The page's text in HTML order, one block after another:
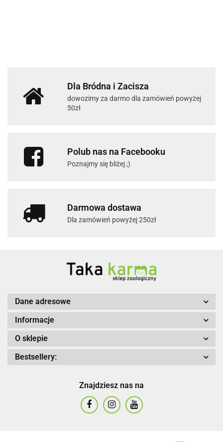
Dla Bródna i Zacisza
dowozimy za darmo dla zamówień powyżej
50zł
Polub nas na Facebooku
Poznajmy się bliżej ;)
Darmowa dostawa
Dla zamówień powyżej 250zł
Dane adresowe
Informacje
O sklepie
Bestsellery:
Znajdziesz nas na